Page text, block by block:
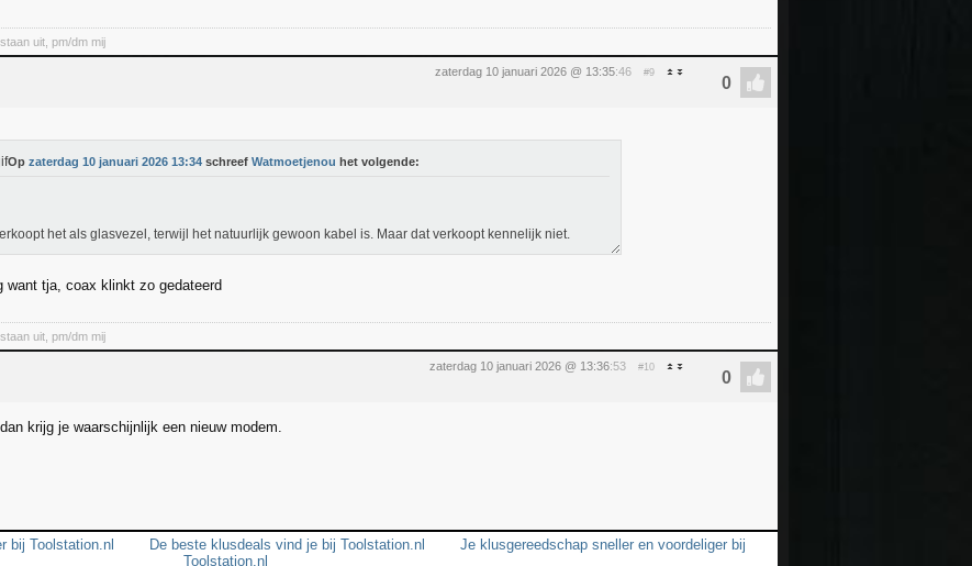
uit, pm/dm mij
zaterdag 10 januari 2026 @ 13:35:46 #9
Op zaterdag 10 januari 2026 13:34 schreef Watmoetjenou het volgende:
het als glasvezel, terwijl het natuurlijk gewoon kabel is. Maar dat verkoopt kennelijk niet.
want tja, coax klinkt zo gedateerd
uit, pm/dm mij
zaterdag 10 januari 2026 @ 13:36:53 #10
krijg je waarschijnlijk een nieuw modem.
bij Toolstation.nl De beste klusdeals vind je bij Toolstation.nl
Je klusgereedschap sneller en voordeliger bij
Toolstation.nl